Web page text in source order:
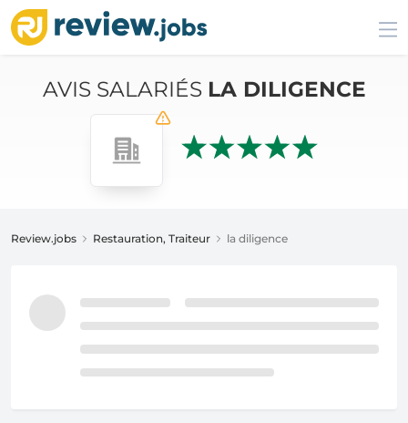
AVIS SALARIÉS LA DILIGENCE
Review.jobs Restauration, Traiteur la diligence